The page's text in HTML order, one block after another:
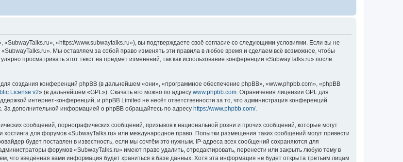
«https://www.subwaytalks.ru»), вы подтверждаете своё согласие со следующими условиями. Если вы не
Мы оставляем за собой право изменять эти правила в любое время и сделаем всё возможное, чтобы
просматривать этот текст на предмет изменений, так как использование конференции «SubwayTalks.ru» после
создания конференций phpBB (в дальнейшем «они», «программное обеспечение phpBB», «www.phpbb.com», «phpBB
License v2» (в дальнейшем «GPL»). Скачать его можно по адресу www.phpbb.com. Ограничения лицензии GPL для
интернет-конференций, и phpBB Limited не несёт ответственности за то, что администрация конференций
За дополнительной информацией о phpBB обращайтесь по адресу https://www.phpbb.com/.
сообщений, порнографических сообщений, призывов к национальной розни и прочих сообщений, которые могут
для форумов «SubwayTalks.ru» или международное право. Попытки размещения таких сообщений могут привести
будет поставлен в известность, если мы сочтём это нужным. IP-адреса всех сообщений сохраняются для
форумов «SubwayTalks.ru» имеют право удалить, отредактировать, перенести или закрыть любую тему в
что введённая вами информация будет храниться в базе данных. Хотя эта информация не будет открыта третьим лицам